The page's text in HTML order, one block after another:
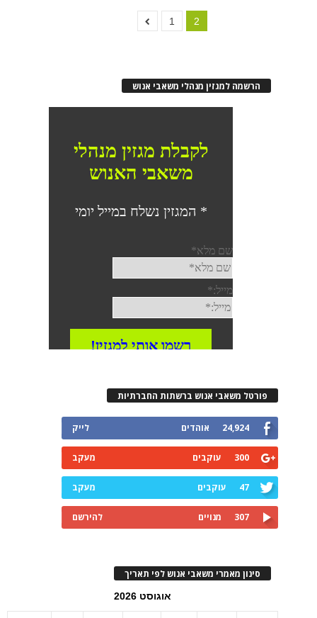
1 2
הרשמה למגזין מנהלי משאבי אנוש
פורטל משאבי אנוש ברשתות החברתיות
24,924 אוהדים לייק
300 עוקבים מעקב
47 עוקבים מעקב
307 מנויים להירשם
סינון מאמרי משאבי אנוש לפי תאריך
אוגוסט 2026